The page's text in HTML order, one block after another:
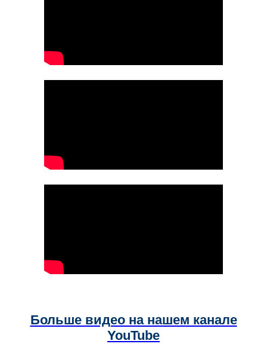
Больше видео на нашем канале
YouTube